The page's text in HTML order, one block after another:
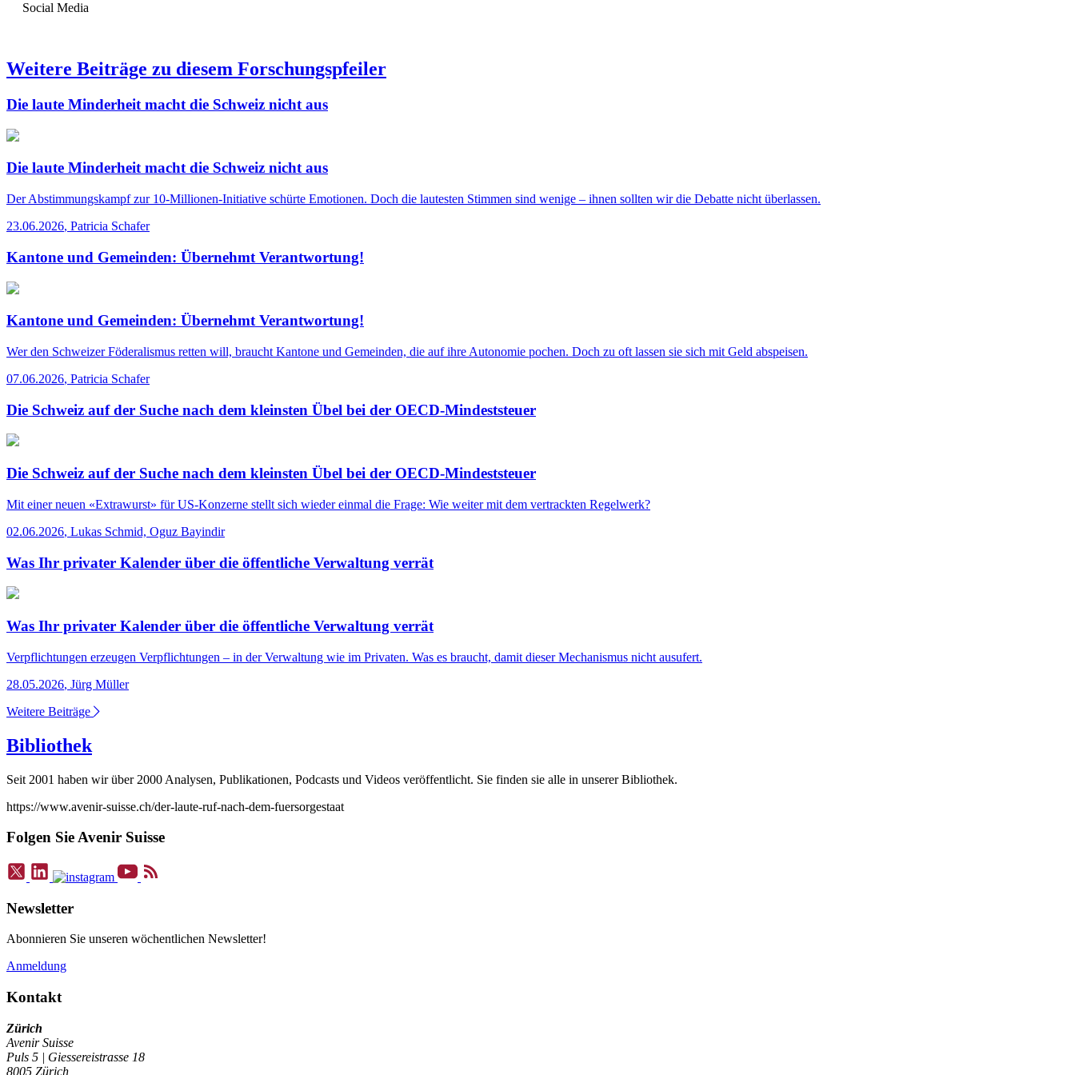
Social Media
Weitere Beiträge zu diesem Forschungspfeiler
Die laute Minderheit macht die Schweiz nicht aus
Die laute Minderheit macht die Schweiz nicht aus
Der Abstimmungskampf zur 10-Millionen-Initiative schürte Emotionen. Doch die lautesten Stimmen sind wenige – ihnen sollten wir die Debatte nicht überlassen.
23.06.2026, Patricia Schafer
Kantone und Gemeinden: Übernehmt Verantwortung!
Kantone und Gemeinden: Übernehmt Verantwortung!
Wer den Schweizer Föderalismus retten will, braucht Kantone und Gemeinden, die auf ihre Autonomie pochen. Doch zu oft lassen sie sich mit Geld abspeisen.
07.06.2026, Patricia Schafer
Die Schweiz auf der Suche nach dem kleinsten Übel bei der OECD-Mindeststeuer
Die Schweiz auf der Suche nach dem kleinsten Übel bei der OECD-Mindeststeuer
Mit einer neuen «Extrawurst» für US-Konzerne stellt sich wieder einmal die Frage: Wie weiter mit dem vertrackten Regelwerk?
02.06.2026, Lukas Schmid, Oguz Bayindir
Was Ihr privater Kalender über die öffentliche Verwaltung verrät
Was Ihr privater Kalender über die öffentliche Verwaltung verrät
Verpflichtungen erzeugen Verpflichtungen – in der Verwaltung wie im Privaten. Was es braucht, damit dieser Mechanismus nicht ausufert.
28.05.2026, Jürg Müller
Weitere Beiträge
Bibliothek
Seit 2001 haben wir über 2000 Analysen, Publikationen, Podcasts und Videos veröffentlicht. Sie finden sie alle in unserer Bibliothek.
https://www.avenir-suisse.ch/der-laute-ruf-nach-dem-fuersorgestaat
Folgen Sie Avenir Suisse
Newsletter
Abonnieren Sie unseren wöchentlichen Newsletter!
Anmeldung
Kontakt
Zürich
Avenir Suisse
Puls 5 | Giessereistrasse 18
8005 Zürich